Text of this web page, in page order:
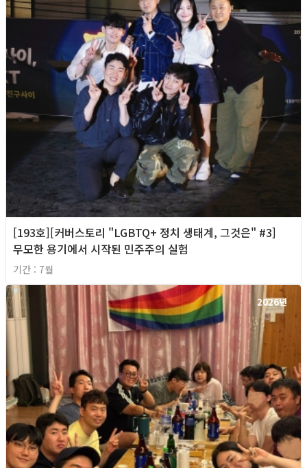
[193호][커버스토리 "LGBTQ+ 정치 생태계, 그것은" #3]
무모한 용기에서 시작된 민주주의 실험
기간 : 7월
2026년